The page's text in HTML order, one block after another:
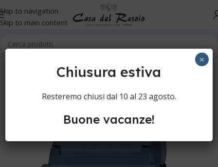
Skip to navigation
Skip to main content
Chiusura estiva
Resteremo chiusi dal 10 al 23 agosto.
Buone vacanze!
×